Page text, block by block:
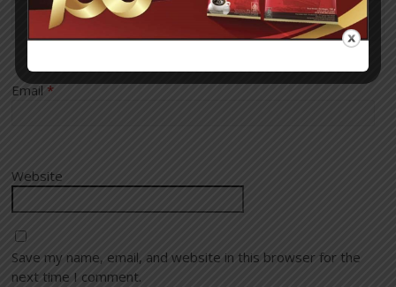
Email*
Website
Save my name, email, and website in this browser for the
next time I comment.